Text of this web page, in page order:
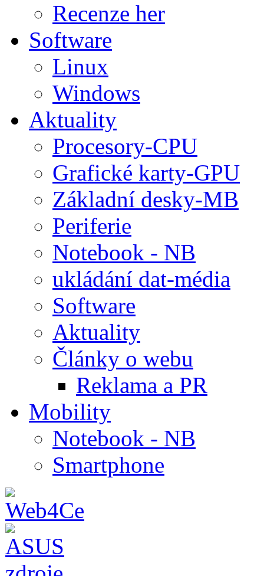
Recenze her
Software
Linux
Windows
Aktuality
Procesory-CPU
Grafické karty-GPU
Základní desky-MB
Periferie
Notebook - NB
ukládání dat-média
Software
Aktuality
Články o webu
Reklama a PR
Mobility
Notebook - NB
Smartphone